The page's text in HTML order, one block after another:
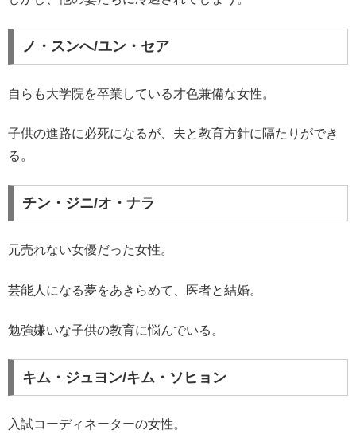
ノ・スンへ/ユン・セア
自らも大学院を卒業している才色兼備な女性。
子供の進路に必死になるが、夫と教育方針に隔たりができ
る。
チン・ジニ/オ・ナラ
元売れない女優だった女性。
芸能人になる夢をあきらめて、医者と結婚。
勉強嫌いな子供の教育に悩んでいる。
キム・ジュヨン/キム・ソヒョン
入試コーディネーターの女性。